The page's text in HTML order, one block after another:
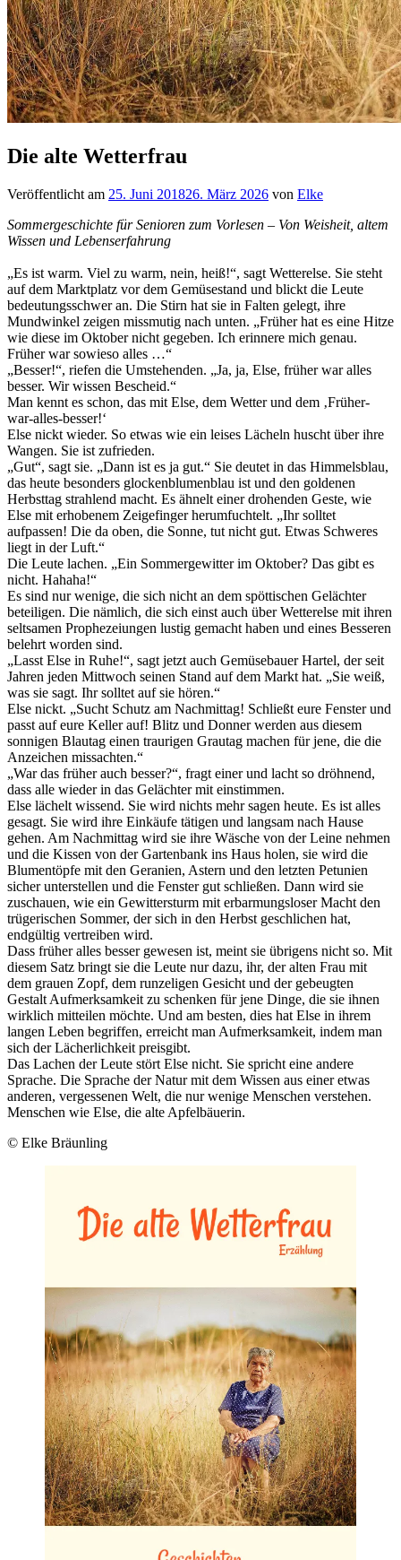
Die alte Wetterfrau
Veröffentlicht am 25. Juni 201826. März 2026 von Elke
Sommergeschichte für Senioren zum Vorlesen – Von Weisheit, altem
Wissen und Lebenserfahrung
„Es ist warm. Viel zu warm, nein, heiß!“, sagt Wetterelse. Sie steht
auf dem Marktplatz vor dem Gemüsestand und blickt die Leute
bedeutungsschwer an. Die Stirn hat sie in Falten gelegt, ihre
Mundwinkel zeigen missmutig nach unten. „Früher hat es eine Hitze
wie diese im Oktober nicht gegeben. Ich erinnere mich genau.
Früher war sowieso alles …“
„Besser!“, riefen die Umstehenden. „Ja, ja, Else, früher war alles
besser. Wir wissen Bescheid.“
Man kennt es schon, das mit Else, dem Wetter und dem ‚Früher-
war-alles-besser!‘
Else nickt wieder. So etwas wie ein leises Lächeln huscht über ihre
Wangen. Sie ist zufrieden.
„Gut“, sagt sie. „Dann ist es ja gut.“ Sie deutet in das Himmelsblau,
das heute besonders glockenblumenblau ist und den goldenen
Herbsttag strahlend macht. Es ähnelt einer drohenden Geste, wie
Else mit erhobenem Zeigefinger herumfuchtelt. „Ihr solltet
aufpassen! Die da oben, die Sonne, tut nicht gut. Etwas Schweres
liegt in der Luft.“
Die Leute lachen. „Ein Sommergewitter im Oktober? Das gibt es
nicht. Hahaha!“
Es sind nur wenige, die sich nicht an dem spöttischen Gelächter
beteiligen. Die nämlich, die sich einst auch über Wetterelse mit ihren
seltsamen Prophezeiungen lustig gemacht haben und eines Besseren
belehrt worden sind.
„Lasst Else in Ruhe!“, sagt jetzt auch Gemüsebauer Hartel, der seit
Jahren jeden Mittwoch seinen Stand auf dem Markt hat. „Sie weiß,
was sie sagt. Ihr solltet auf sie hören.“
Else nickt. „Sucht Schutz am Nachmittag! Schließt eure Fenster und
passt auf eure Keller auf! Blitz und Donner werden aus diesem
sonnigen Blautag einen traurigen Grautag machen für jene, die die
Anzeichen missachten.“
„War das früher auch besser?“, fragt einer und lacht so dröhnend,
dass alle wieder in das Gelächter mit einstimmen.
Else lächelt wissend. Sie wird nichts mehr sagen heute. Es ist alles
gesagt. Sie wird ihre Einkäufe tätigen und langsam nach Hause
gehen. Am Nachmittag wird sie ihre Wäsche von der Leine nehmen
und die Kissen von der Gartenbank ins Haus holen, sie wird die
Blumentöpfe mit den Geranien, Astern und den letzten Petunien
sicher unterstellen und die Fenster gut schließen. Dann wird sie
zuschauen, wie ein Gewittersturm mit erbarmungsloser Macht den
trügerischen Sommer, der sich in den Herbst geschlichen hat,
endgültig vertreiben wird.
Dass früher alles besser gewesen ist, meint sie übrigens nicht so. Mit
diesem Satz bringt sie die Leute nur dazu, ihr, der alten Frau mit
dem grauen Zopf, dem runzeligen Gesicht und der gebeugten
Gestalt Aufmerksamkeit zu schenken für jene Dinge, die sie ihnen
wirklich mitteilen möchte. Und am besten, dies hat Else in ihrem
langen Leben begriffen, erreicht man Aufmerksamkeit, indem man
sich der Lächerlichkeit preisgibt.
Das Lachen der Leute stört Else nicht. Sie spricht eine andere
Sprache. Die Sprache der Natur mit dem Wissen aus einer etwas
anderen, vergessenen Welt, die nur wenige Menschen verstehen.
Menschen wie Else, die alte Apfelbäuerin.
© Elke Bräunling